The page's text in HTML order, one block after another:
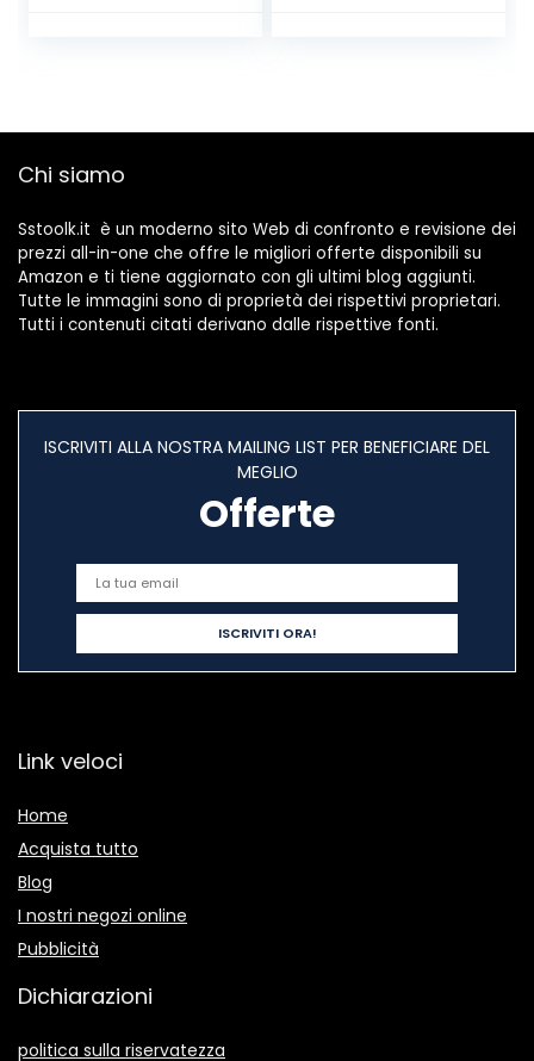
Chi siamo
Sstoolk.it è un moderno sito Web di confronto e revisione dei
prezzi all-in-one che offre le migliori offerte disponibili su
Amazon e ti tiene aggiornato con gli ultimi blog aggiunti.
Tutte le immagini sono di proprietà dei rispettivi proprietari.
Tutti i contenuti citati derivano dalle rispettive fonti.
ISCRIVITI ALLA NOSTRA MAILING LIST PER BENEFICIARE DEL
MEGLIO
Offerte
Link veloci
Home
Acquista tutto
Blog
I nostri negozi online
Pubblicità
Dichiarazioni
politica sulla riservatezza